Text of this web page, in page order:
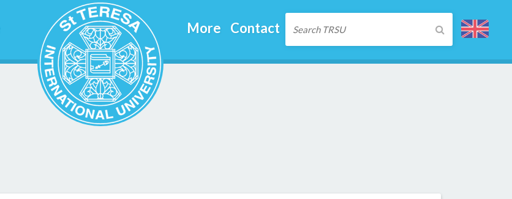
More Contact